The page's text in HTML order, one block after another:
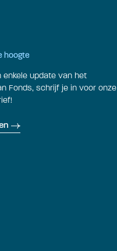
hoogte
enkele update van het
Fonds, schrijf je in voor onze